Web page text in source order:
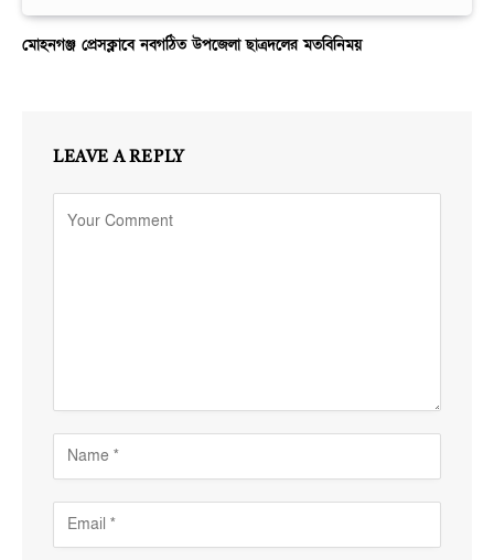
মোহনগঞ্জ প্রেসক্লাবে নবগঠিত উপজেলা ছাত্রদলের মতবিনিময়
LEAVE A REPLY